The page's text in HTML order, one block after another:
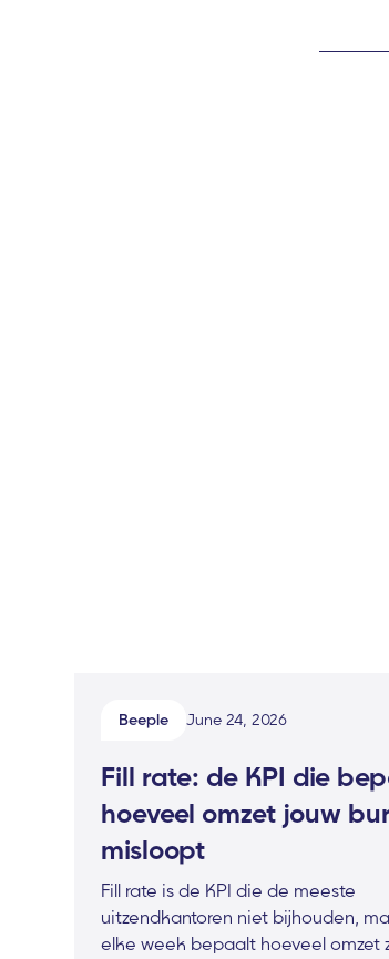
Beeple June 24, 2026
Fill rate: de KPI die
hoeveel omzet jouw
misloopt
Fill rate is de KPI die de meeste
uitzendkantoren niet bijhouden,
elke week bepaalt hoeveel omzet